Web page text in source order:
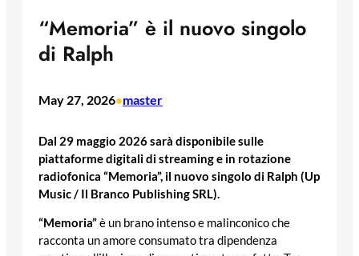
“Memoria” è il nuovo singolo
di Ralph
May 27, 2026•master
Dal 29 maggio 2026 sarà disponibile sulle
piattaforme digitali di streaming e in rotazione
radiofonica “Memoria”, il nuovo singolo di Ralph (Up
Music / Il Branco Publishing SRL).
“Memoria”è un brano intenso e malinconico che
racconta un amore consumato tra dipendenza